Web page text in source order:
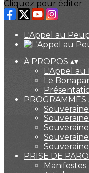
Cliquez pour éditer
L'Appel au
À PROPOS ▴▾
L'Appel au
Le
PROGRAMMES
PRISE DE
Manifestes